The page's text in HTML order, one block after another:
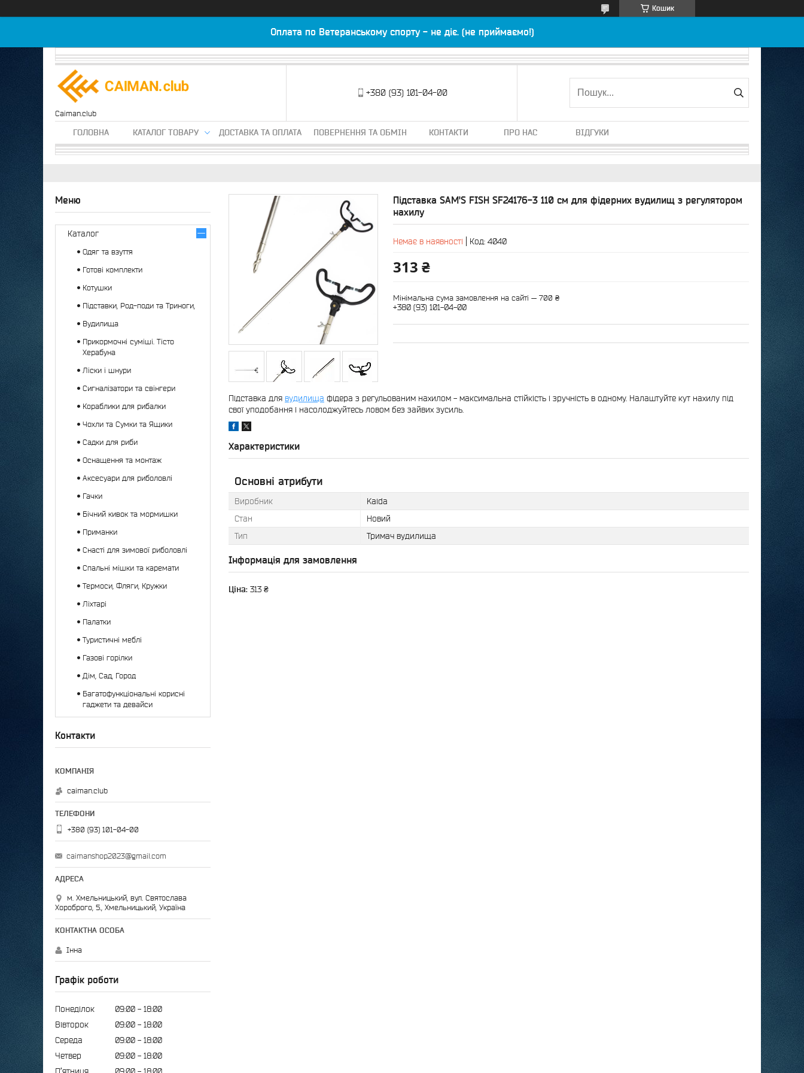
Кошик
Оплата по Ветеранському спорту - не діє. (не приймаємо!)
Caiman.club
+380 (93) 101-04-00
ГОЛОВНА КАТАЛОГ ТОВАРУ ДОСТАВКА ТА ОПЛАТА ПОВЕРНЕННЯ ТА ОБМІН КОНТАКТИ ПРО НАС ВІДГУКИ
Підставка SAM'S FISH SF24176-3 110 см для фідерних вудилищ з регулятором
нахилу
Немає в наявності Код: 4040
313 ₴
Мінімальна сума замовлення на сайті — 700 ₴
+380 (93) 101-04-00
Підставка для вудилища фідера з регульованим нахилом - максимальна стійкість і зручність в одному. Налаштуйте кут нахилу під
свої уподобання і насолоджуйтесь ловом без зайвих зусиль.
Характеристики
Основні атрибути
Виробник
Kaida
Стан
Новий
Тип
Тримач вудилища
Інформація для замовлення
Ціна: 313 ₴
Каталог
Одяг та взуття
Готові комплекти
Котушки
Підставки, Род-поди та Триноги,
Вудилища
Прикормочні суміші. Тісто
Херабуна
Ліски і шнури
Сигналізатори та свінгери
Кораблики для рибалки
Чохли та Сумки та Ящики
Садки для риби
Оснащення та монтаж
Аксесуари для риболовлі
Гачки
Бічний кивок та мормишки
Приманки
Снасті для зимової риболовлі
Спальні мішки та каремати
Термоси, Фляги, Кружки
Ліхтарі
Палатки
Туристичні меблі
Газові горілки
Дім, Сад, Город
Багатофункціональні корисні
гаджети та девайси
Контакти
caiman.club
+380 (93) 101-04-00
caimanshop2023@gmail.com
м. Хмельницький, вул. Святослава
Хороброго, 5., Хмельницький, Україна
Інна
Графік роботи
Понеділок 09:00
18:00
Вівторок
09:00
18:00
Середа
09:00
18:00
Четвер
09:00
18:00
Пʼятниця
09:00 18:00